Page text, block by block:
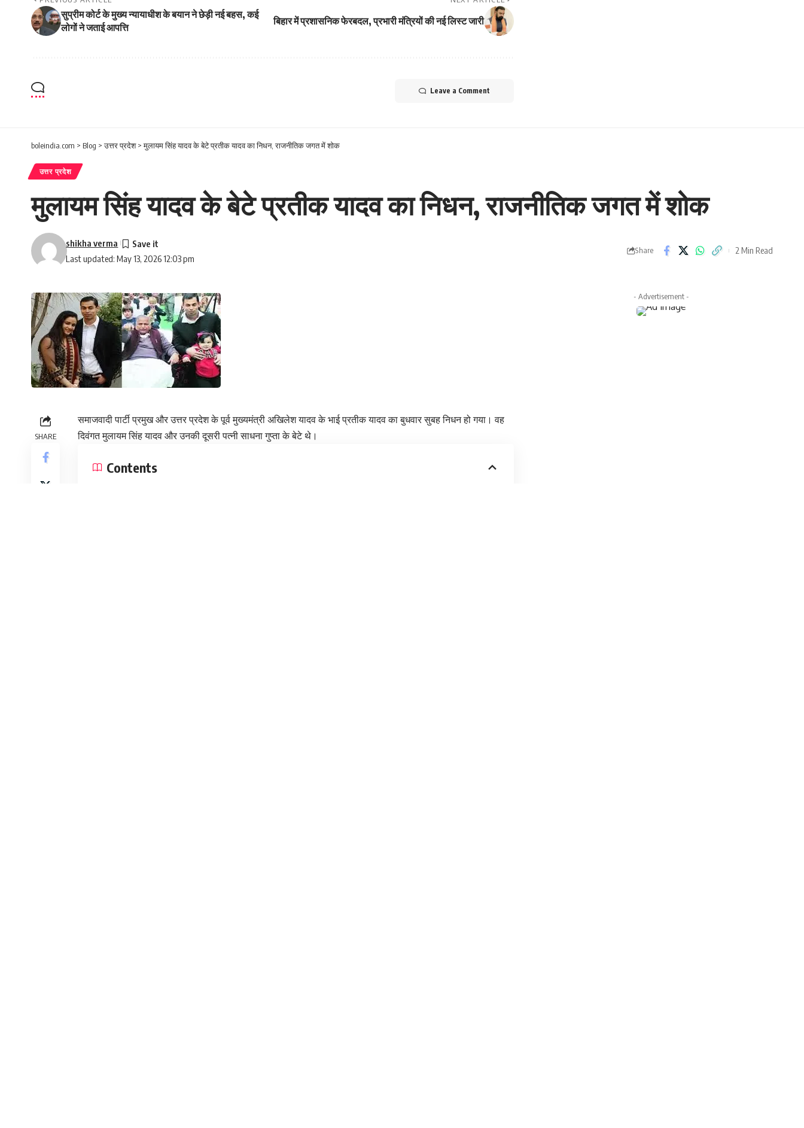
सुप्रीम कोर्ट के मुख्य न्यायाधीश के बयान ने छेड़ी नई बहस, कई
लोगों ने जताई आपत्ति
बिहार में प्रशासनिक फेरबदल, प्रभारी मंत्रियों की नई लिस्ट जारी
Leave a Comment
boleindia.com > Blog >उत्तर प्रदेश>मुलायम सिंह यादव के बेटे प्रतीक यादव का निधन, राजनीतिक जगत में शोक
उत्तर प्रदेश
मुलायम सिंह यादव के बेटे प्रतीक यादव का निधन, राजनीतिक जगत में शोक
Last updated: May 13, 2026 12:03 pm
shikha verma
Share 2 Min Read
SHARE
समाजवादी पार्टी प्रमुख और उत्तर प्रदेश के पूर्व मुख्यमंत्री अखिलेश यादव के भाई प्रतीक यादव का बुधवार सुबह निधन हो गया। वह
दिवंगत मुलायम सिंह यादव और उनकी दूसरी पत्नी साधना गुप्ता के बेटे थे।
Contents
- Advertisement -